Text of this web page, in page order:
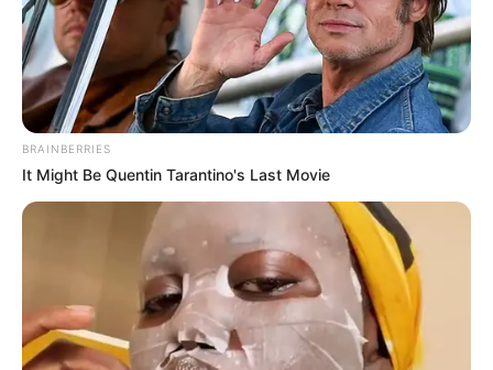
BRAINBERRIES
It Might Be Quentin Tarantino's Last Movie